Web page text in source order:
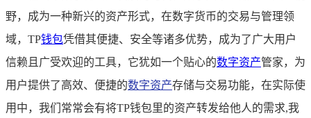
野，成为一种新兴的资产形式，在数字货币的交易与管理领
域，TP钱包凭借其便捷、安全等诸多优势，成为了广大用户
信赖且广受欢迎的工具，它犹如一个贴心的数字资产管家，为
用户提供了高效、便捷的数字资产存储与交易功能，在实际使
用中，我们常常会有将TP钱包里的资产转发给他人的需求,我